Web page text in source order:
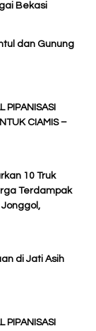
Bekasi
dan Gunung
PIPANISASI
CIAMIS –
10 Truk
Terdampak
di Jati Asih
PIPANISASI